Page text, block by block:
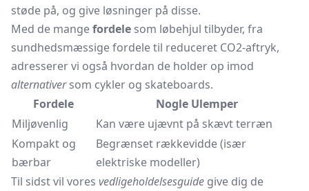
støde på, og give løsninger på disse.
Med de mangefordele som løbehjul tilbyder, fra
sundhedsmæssige fordele til reduceret CO2-aftryk,
adresserer vi også hvordan de holder op imod
alternativersom cykler og skateboards.
Fordele
Nogle Ulemper
Miljøvenlig
Kan være ujævnt på skævt terræn
Kompakt og
bærbar
Begrænset rækkevidde (især
elektriske modeller)
Til sidst vil vores vedligeholdelsesguide give dig de